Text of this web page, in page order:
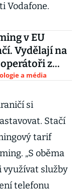
Vodafone.
v EU
Vydělají na
z
a média
si
Stačí
tarif
„S oběma
využívat služby
telefonu